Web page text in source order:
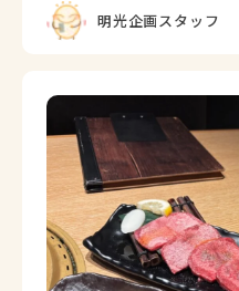
明光企画スタッフ